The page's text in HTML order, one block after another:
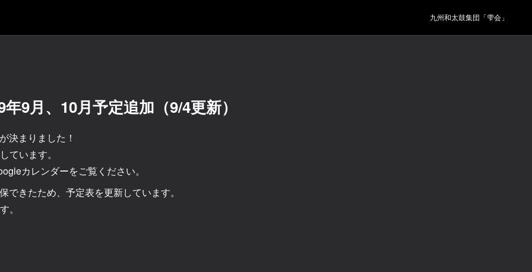
九州和太鼓集団「雫会」
年9月、10月予定追加（9/4更新）
決まりました！
ています。
カレンダーをご覧ください。
きたため、予定表を更新しています。
。